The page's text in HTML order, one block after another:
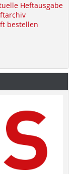
Heftausgabe
bestellen